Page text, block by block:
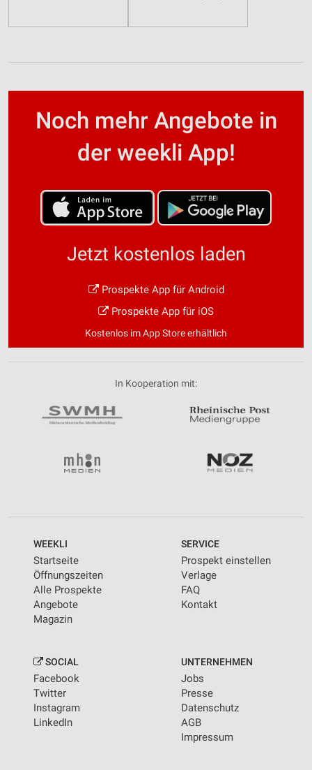
Noch mehr Angebote in
der weekli App!
Jetzt kostenlos laden
Prospekte App für Android
Prospekte App für iOS
Kostenlos im App Store erhältlich
In Kooperation mit:
WEEKLI
Startseite
Öffnungszeiten
Alle Prospekte
Angebote
Magazin
SERVICE
Prospekt einstellen
Verlage
FAQ
Kontakt
SOCIAL
Facebook
Twitter
Instagram
LinkedIn
UNTERNEHMEN
Jobs
Presse
Datenschutz
AGB
Impressum